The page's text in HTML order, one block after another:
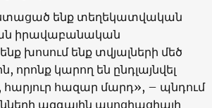
ենք տեղեկատվական
իրավաբանական
խոսում ենք տվյալների մեծ
որոնք կարող են ընդլայնվել
հարյուր հազար մարդ», – պնդում
ազգային ասոցիացիայի